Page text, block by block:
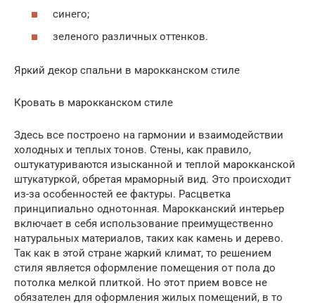
синего;
зеленого различных оттенков.
Яркий декор спальни в марокканском стиле
Кровать в марокканском стиле
Здесь все построено на гармонии и взаимодействии
холодных и теплых тонов. Стены, как правило,
оштукатуриваются изысканной и теплой марокканской
штукатуркой, обретая мраморный вид. Это происходит
из-за особенностей ее фактуры. Расцветка
принципиально однотонная. Марокканский интерьер
включает в себя использование преимущественно
натуральных материалов, таких как камень и дерево.
Так как в этой стране жаркий климат, то решением
стиля является оформление помещения от пола до
потолка мелкой плиткой. Но этот прием вовсе не
обязателен для оформления жилых помещений, в то